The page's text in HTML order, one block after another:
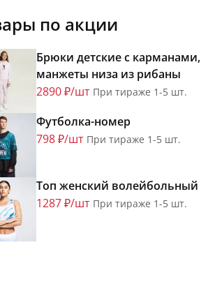
по акции
Брюки детские с карманами,
манжеты низа из рибаны
2890 ₽/шт При тираже 1-5 шт.
Футболка-номер
798 ₽/шт При тираже 1-5 шт.
Топ женский волейбольный
1287 ₽/шт При тираже 1-5 шт.